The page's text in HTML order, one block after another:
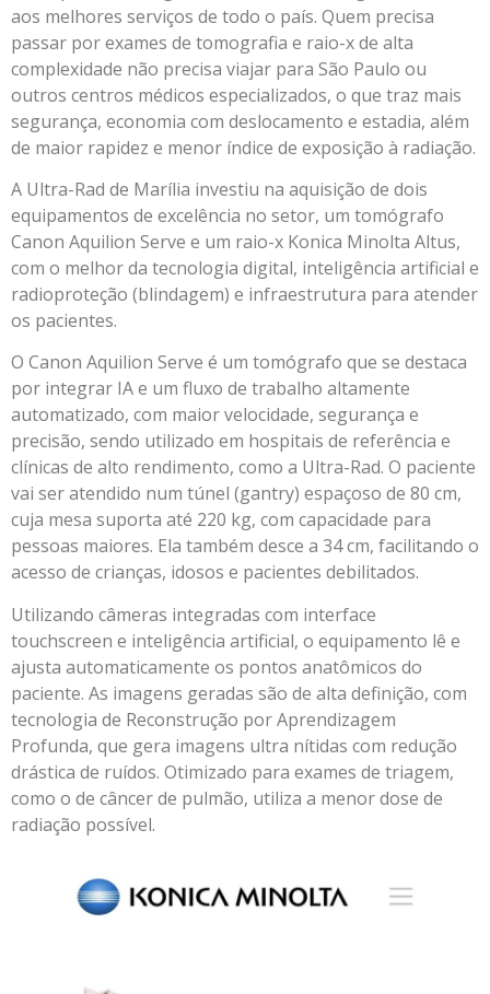
aos melhores serviços de todo o país. Quem precisa
passar por exames de tomografia e raio-x de alta
complexidade não precisa viajar para São Paulo ou
outros centros médicos especializados, o que traz mais
segurança, economia com deslocamento e estadia, além
de maior rapidez e menor índice de exposição à radiação.
A Ultra-Rad de Marília investiu na aquisição de dois
equipamentos de excelência no setor, um tomógrafo
Canon Aquilion Serve e um raio-x Konica Minolta Altus,
com o melhor da tecnologia digital, inteligência artificial e
radioproteção (blindagem) e infraestrutura para atender
os pacientes.
O Canon Aquilion Serve é um tomógrafo que se destaca
por integrar IA e um fluxo de trabalho altamente
automatizado, com maior velocidade, segurança e
precisão, sendo utilizado em hospitais de referência e
clínicas de alto rendimento, como a Ultra-Rad. O paciente
vai ser atendido num túnel (gantry) espaçoso de 80 cm,
cuja mesa suporta até 220 kg, com capacidade para
pessoas maiores. Ela também desce a 34 cm, facilitando o
acesso de crianças, idosos e pacientes debilitados.
Utilizando câmeras integradas com interface
touchscreen e inteligência artificial, o equipamento lê e
ajusta automaticamente os pontos anatômicos do
paciente. As imagens geradas são de alta definição, com
tecnologia de Reconstrução por Aprendizagem
Profunda, que gera imagens ultra nítidas com redução
drástica de ruídos. Otimizado para exames de triagem,
como o de câncer de pulmão, utiliza a menor dose de
radiação possível.